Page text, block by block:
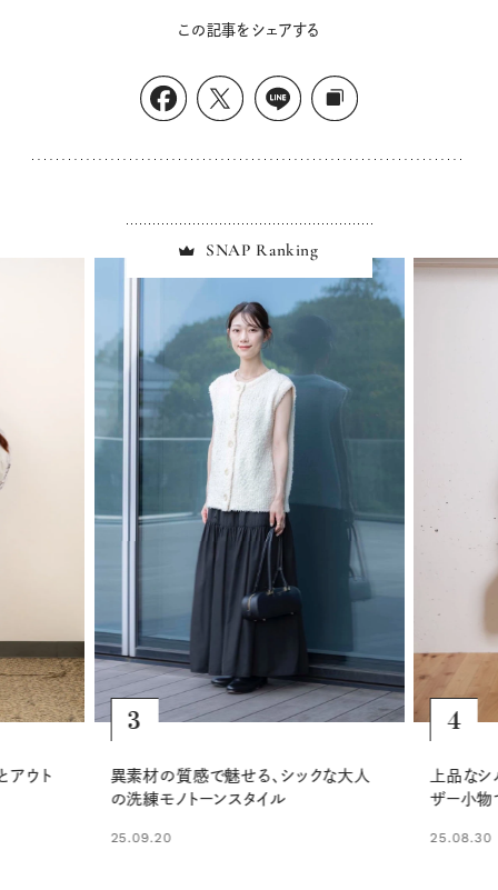
この記事をシェアする
SNAP Ranking
な大人
4
上品なシルクセットアップに、白Tとレ
ザー小物で大人の抜け感をプラス
25.08.30
5
ナチュ
デは、ス